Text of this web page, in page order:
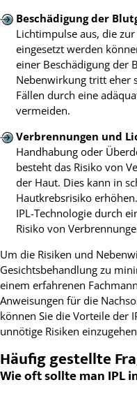
Beschädigung der
Lichtimpulse aus, die
eingesetzt werden
einer Beschädigung der
Nebenwirkung tritt eher
Fällen durch eine
vermeiden.
Verbrennungen und
Handhabung oder
besteht das Risiko von
der Haut. Dies kann in
Hautkrebsrisiko
IPL-Technologie durch
Risiko von
Um die Risiken und
Gesichtsbehandlung zu
einem erfahrenen
Anweisungen für die
können Sie die Vorteile der
unnötige Risiken
Häufig gestellte
Wie oft sollte man IPL